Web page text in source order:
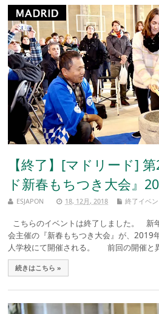
【終了】[マドリード]
ド新春もちつき大会』
ESJAPON 18, 12月, 2018 終了イベ
こちらのイベントは終了しました。 新
会主催の『新春もちつき大会』が、2019
人学校にて開催される。 前回の開催と
続きはこちら »